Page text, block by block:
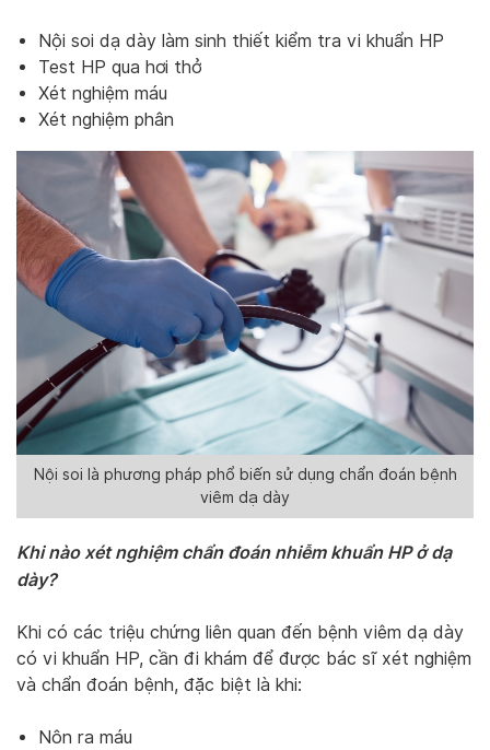
Nội soi dạ dày làm sinh thiết kiểm tra vi khuẩn HP
Test HP qua hơi thở
Xét nghiệm máu
Xét nghiệm phân
Nội soi là phương pháp phổ biến sử dụng chẩn đoán bệnh
viêm dạ dày
Khi nào xét nghiệm chẩn đoán nhiễm khuẩn HP ở dạ
dày?
Khi có các triệu chứng liên quan đến bệnh viêm dạ dày
có vi khuẩn HP, cần đi khám để được bác sĩ xét nghiệm
và chẩn đoán bệnh, đặc biệt là khi:
Nôn ra máu